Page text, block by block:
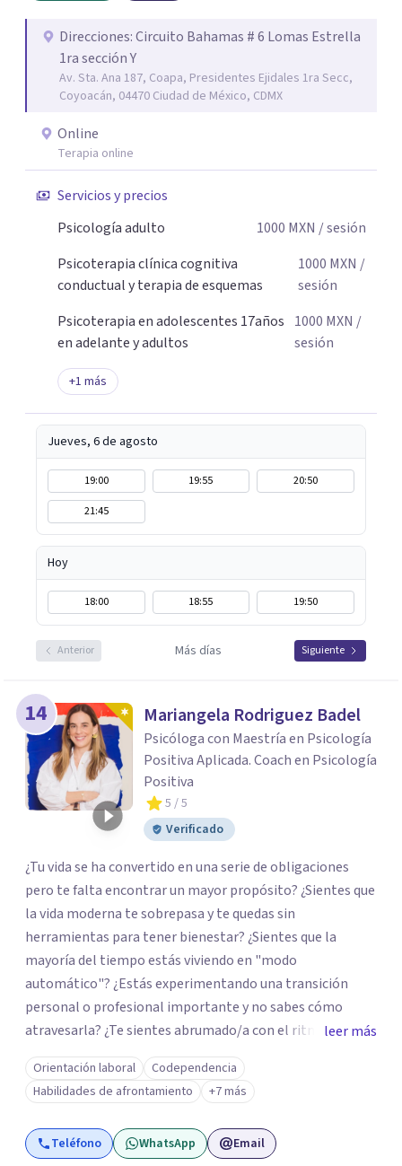
parejas que desean superar la ansiedad, la depresión, el
estrés, los duelos, fortalecer su autoestima, establecer
límites saludables, mejorar sus relaciones y afrontar los
desafíos de la vida con mayor seguridad y equilibrio. Será
un privilegio acompañarte en este camino hacia una vida
con mayor bienestar y tranquilidad.
Direcciones: Circuito Bahamas # 6 Lomas Estrella
1ra sección Y
Av. Sta. Ana 187, Coapa, Presidentes Ejidales 1ra Secc,
Coyoacán, 04470 Ciudad de México, CDMX
Online
Terapia online
Servicios y precios
Psicología adulto
1000 MXN / sesión
Psicoterapia clínica cognitiva
conductual y terapia de esquemas
1000 MXN /
sesión
Psicoterapia en adolescentes 17años
en adelante y adultos
1000 MXN /
sesión
+1 más
Jueves, 6 de agosto
19:00 19:55
20:50
21:45
Hoy
18:00 18:55 19:50
Anterior Más días Siguiente
14 Mariangela Rodriguez Badel
Psicóloga con Maestría en Psicología
Positiva Aplicada. Coach en Psicología
Positiva
5 / 5
Verificado
¿Tu vida se ha convertido en una serie de obligaciones
pero te falta encontrar un mayor propósito? ¿Sientes que
la vida moderna te sobrepasa y te quedas sin
herramientas para tener bienestar? ¿Sientes que la
mayoría del tiempo estás viviendo en "modo
automático"? ¿Estás experimentando una transición
personal o profesional importante y no sabes cómo
atravesarla? ¿Te sientes abrumado/a con el ritmo de tu
día a día y te preguntas si hay una mejor manera de vivir?
¿Aunque no estás deprimido/a sientes que te gustaría
potenciar tu capacidad de bienestar? Hola, Soy
Mariangela Rodriguez Badel. Uno de mis propósitos de
vida es impactar positivamente la vida de jóvenes y
leer más
Orientación laboral
Codependencia
Habilidades de afrontamiento
+7 más
Teléfono WhatsApp Email